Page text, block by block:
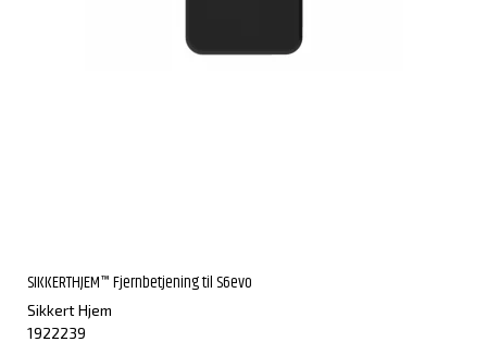
SIKKERTHJEM™ Fjernbetjening til S6evo
Sikkert Hjem
1922239